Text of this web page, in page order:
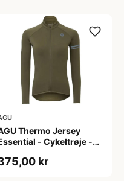
Thermo Jersey
- Cykeltrøje -
kr